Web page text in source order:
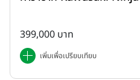
399,000 บาท
เพิ่มเพื่อเปรียบเทียบ